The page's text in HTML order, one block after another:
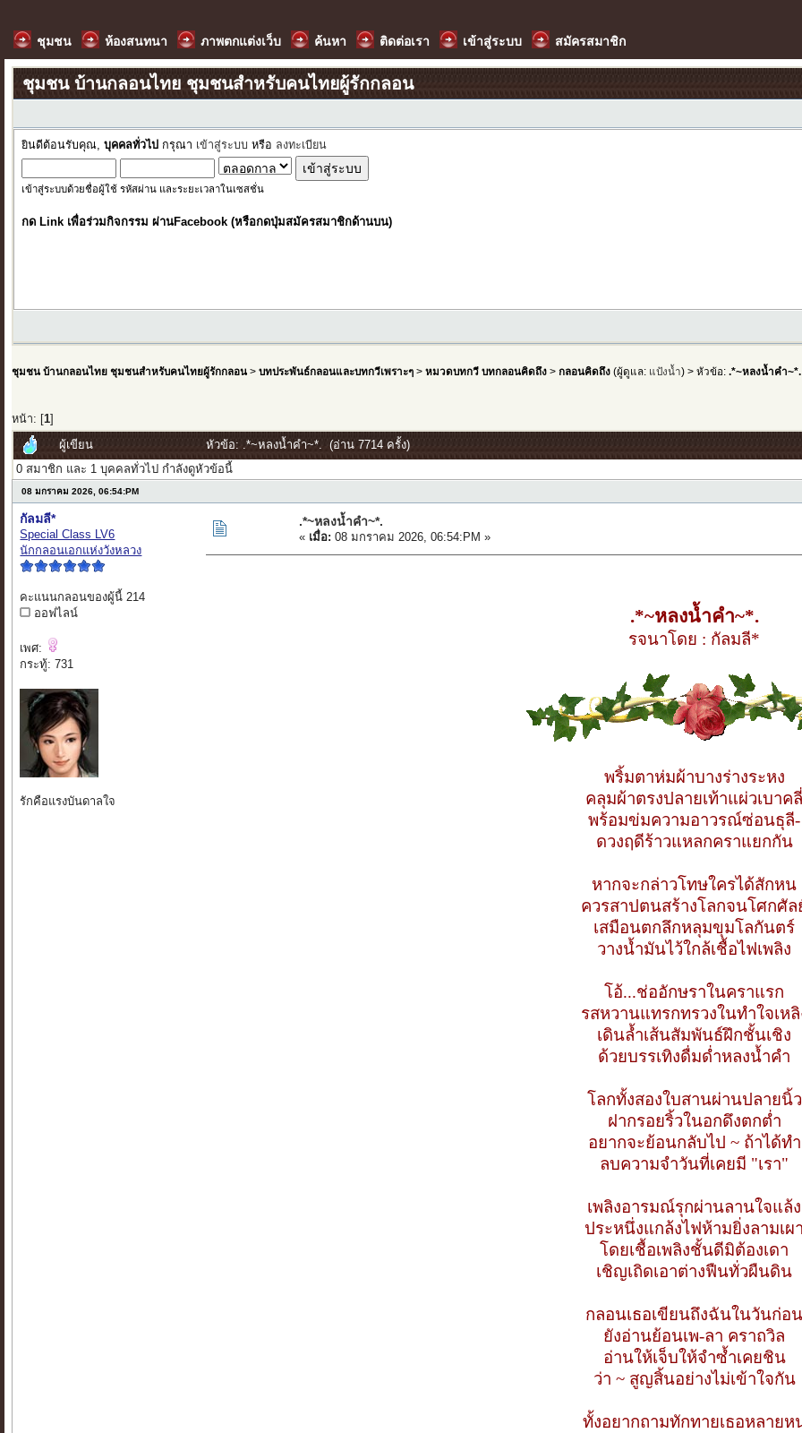
ชุมชน ห้องสนทนา ภาพตกแต่งเว็บ ค้นหา ติดต่อเรา เข้าสู่ระบบ สมัครสมาชิก
ชุมชน บ้านกลอนไทย ชุมชนสำหรับคนไทยผู้รักกลอน
ยินดีต้อนรับคุณ,บุคคลทั่วไป กรุณา เข้าสู่ระบบ หรือ ลงทะเบียน
เข้าสู่ระบบด้วยชื่อผู้ใช้ รหัสผ่าน และระยะเวลาในเซสชั่น
กด Link เพื่อร่วมกิจกรรม ผ่านFacebook (หรือกดปุ่มสมัครสมาชิกด้านบน)
ชุมชน บ้านกลอนไทย ชุมชนสำหรับคนไทยผู้รักกลอน >บทประพันธ์กลอนและบทกวีเพราะๆ >หมวดบทกวี บทกลอนคิดถึง >กลอนคิดถึง (ผู้ดูแล: แป้งน้ำ) > หัวข้อ:.*~หลงน้ำคำ~*.
หน้า: [1
ผู้เขียน
หัวข้อ: .*~หลงน้ำคำ~*. (อ่าน 7714 ครั้ง)
0 สมาชิก และ 1 บุคคลทั่วไป กำลังดูหัวข้อนี้
08 มกราคม 2026, 06:54:PM
กัลมลี*
Special Class LV6
นักกลอนเอกแห่งวังหลวง
คะแนนกลอนของผู้นี้ 214
ออฟไลน์
เพศ:
กระทู้: 731
รักคือแรงบันดาลใจ
.*~หลงน้ำคำ~*.
« เมื่อ: 08 มกราคม 2026, 06:54:PM »
.*~หลงน้ำคำ~*.
รจนาโดย : กัลมลี*
พริ้มตาห่มผ้าบางร่างระหง
คลุมผ้าตรงปลายเท้าแผ่วเบาค
พร้อมข่มความอาวรณ์ซ่อนธุลี-
ดวงฤดีร้าวแหลกคราแยกกัน
หากจะกล่าวโทษใครได้สักหน
ควรสาปตนสร้างโลกจนโศกศัล
เสมือนตกลึกหลุมขุมโลกันตร์
วางน้ำมันไว้ใกล้เชื้อไฟเพลิง
โอ้...ช่ออักษราในคราแรก
รสหวานแทรกทรวงในทำใจเหลิ
เดินล้ำเส้นสัมพันธ์ฝึกชั้นเชิง
ด้วยบรรเทิงดื่มด่ำหลงน้ำคำ
โลกทั้งสองใบสานผ่านปลายนิ้ว
ฝากรอยริ้วในอกดึงตกต่ำ
อยากจะย้อนกลับไป ~ ถ้าได้ทำ
ลบความจำวันที่เคยมี "เรา"
เพลิงอารมณ์รุกผ่านลานใจแล้ง
ประหนึ่งแกล้งไฟห้ามยิ่งลามเผ
โดยเชื้อเพลิงชั้นดีมิต้องเดา
เชิญเถิดเอาต่างฟืนทั่วผืนดิน
กลอนเธอเขียนถึงฉันในวันก่อ
ยังอ่านย้อนเพ-ลา คราถวิล
อ่านให้เจ็บให้จำซ้ำเคยชิน
ว่า ~ สูญสิ้นอย่างไม่เข้าใจกัน
ทั้งอยากถามทักทายเธอหลายห